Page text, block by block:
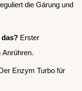
die Gärung und
das? Erster
Anrühren.
Enzym Turbo für